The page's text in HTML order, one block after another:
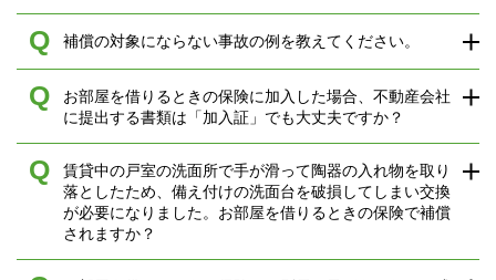
Q 補償の対象にならない事故の例を教えてください。
Q
お部屋を借りるときの保険に加入した場合、不動産会社
に提出する書類は「加入証」でも大丈夫ですか？
Q
賃貸中の戸室の洗面所で手が滑って陶器の入れ物を取り
落としたため、備え付けの洗面台を破損してしまい交換
が必要になりました。お部屋を借りるときの保険で補償
されますか？